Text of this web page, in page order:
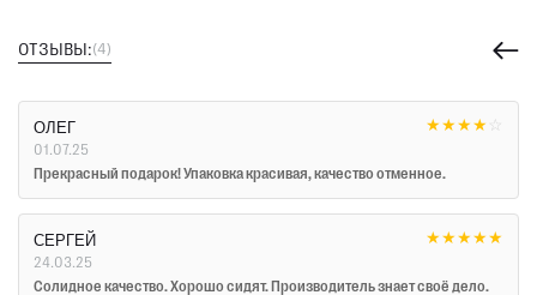
ОТЗЫВЫ:(4)
ОЛЕГ
01.07.25
★★★★
Прекрасный подарок! Упаковка красивая, качество отменное.
СЕРГЕЙ
24.03.25
★★★★★
Солидное качество. Хорошо сидят. Производитель знает своё дело.